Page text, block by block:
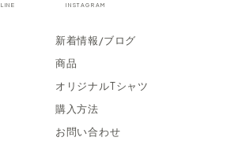
LINE INSTAGRAM
新着情報/ブログ
商品
オリジナルTシャツ
購入方法
お問い合わせ